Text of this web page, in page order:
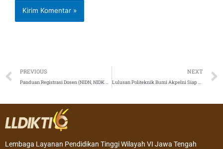
Prev
PREVIOUS
Panduan Registrasi Dosen (NIDN, NIDK dan NUP)
NEXT
Lulusan Politeknik Bumi Akpelni Siap Menjadi Pelopor Pengembangan Industri Maritim
Lembaga Layanan Pendidikan Tinggi Wilayah VI Jawa Tengah